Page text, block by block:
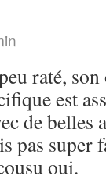
raté,
est
de belles
pas super
oui.